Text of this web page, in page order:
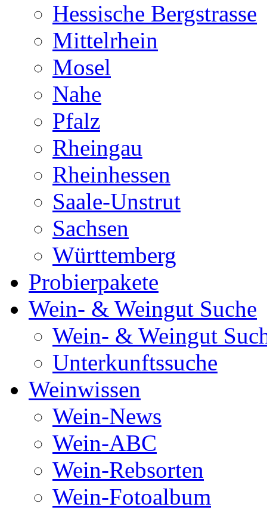
Hessische Bergstrasse
Mittelrhein
Mosel
Nahe
Pfalz
Rheingau
Rheinhessen
Saale-Unstrut
Sachsen
Württemberg
Probierpakete
Wein- & Weingut Suche
Wein- & Weingut
Unterkunftssuche
Weinwissen
Wein-News
Wein-ABC
Wein-Rebsorten
Wein-Fotoalbum